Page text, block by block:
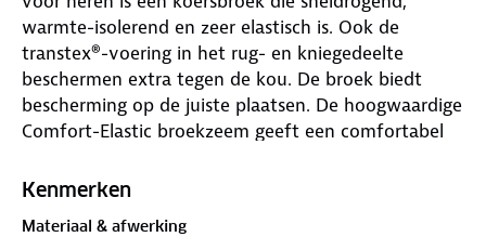
warmte-isolerend en zeer elastisch is. Ook de
transtex®-voering in het rug- en kniegedeelte
beschermen extra tegen de kou. De broek biedt
bescherming op de juiste plaatsen. De hoogwaardige
Comfort-Elastic broekzeem geeft een comfortabel
optimaal door schuimzones van verschillende
Kenmerken
Materiaal & afwerking